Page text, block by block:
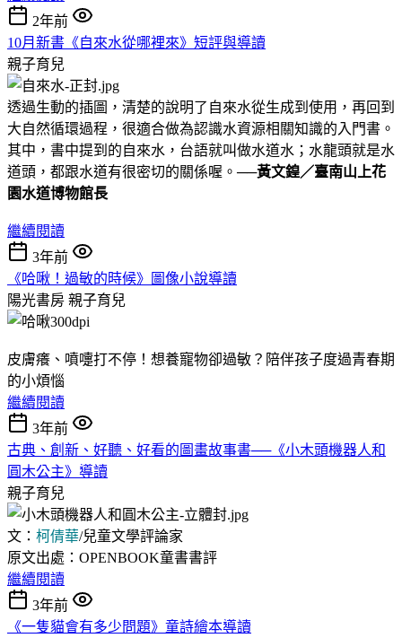
2年前
10月新書《自來水從哪裡來》短評與導讀
親子育兒
透過生動的插圖，清楚的說明了自來水從生成到使用，再回到
大自然循環過程，很適合做為認識水資源相關知識的入門書。
其中，書中提到的自來水，台語就叫做水道水；水龍頭就是水
道頭，都跟水道有很密切的關係喔。──黃文鍠／臺南山上花
園水道博物館長
繼續閱讀
3年前
《哈啾！過敏的時候》圖像小說導讀
陽光書房 親子育兒
皮膚癢、噴嚏打不停！想養寵物卻過敏？陪伴孩子度過青春期
的小煩惱
繼續閱讀
3年前
古典、創新、好聽、好看的圖畫故事書──《小木頭機器人和
圓木公主》導讀
親子育兒
文： 柯倩華/兒童文學評論家
原文出處：OPENBOOK童書書評
繼續閱讀
3年前
《一隻貓會有多少問題》童詩繪本導讀